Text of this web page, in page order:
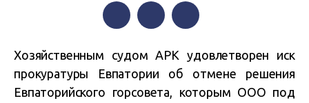
Хозяйственным судом АРК удовлетворен иск
прокуратуры Евпатории об отмене решения
Евпаторийского горсовета, которым ООО под